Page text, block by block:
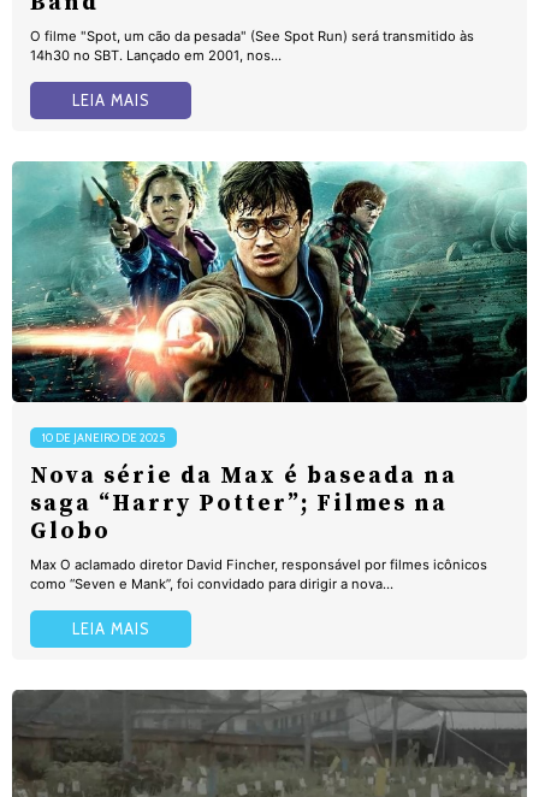
O filme "Spot, um cão da pesada" (See Spot Run) será transmitido às
14h30 no SBT. Lançado em 2001, nos...
LEIA MAIS
10 DE JANEIRO DE 2025
Nova série da Max é baseada na
saga “Harry Potter”; Filmes na
Globo
Max O aclamado diretor David Fincher, responsável por filmes icônicos
como “Seven e Mank”, foi convidado para dirigir a nova...
LEIA MAIS